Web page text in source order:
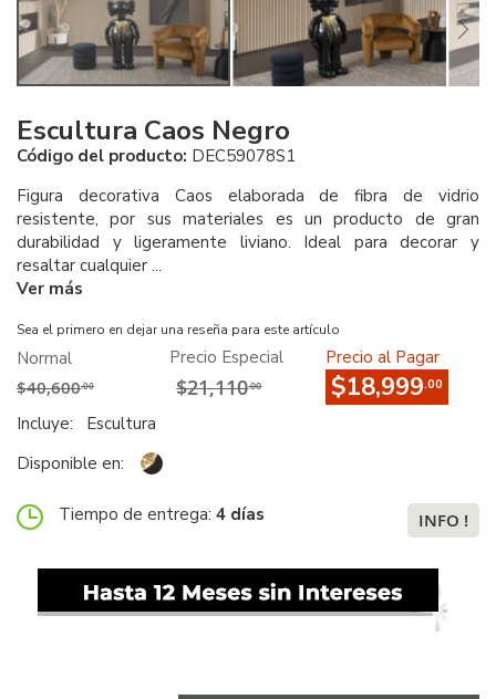
Escultura Caos Negro
Código del producto: DEC59078S1
Figura decorativa Caos elaborada de fibra de vidrio
resistente, por sus materiales es un producto de gran
durabilidad y ligeramente liviano. Ideal para decorar y
resaltar cualquier ...
Ver más
Sea el primero en dejar una reseña para este artículo
Normal
$40,600.00
Precio Especial
$21,110.00
Precio al Pagar
$18,999.00
Incluye:
Escultura
Disponible en:
Tiempo de entrega: 4 días INFO !